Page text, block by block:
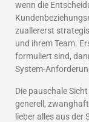
wenn die
zuallererst
und ihrem Team.
formuliert sind,
System-
Die pauschale
generell,
lieber alles aus der